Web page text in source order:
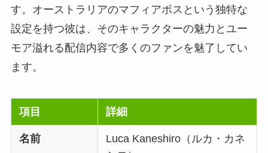
す。オーストラリアのマフィアボスという独特な
設定を持つ彼は、そのキャラクターの魅力とユー
モア溢れる配信内容で多くのファンを魅了してい
ます。
項目 詳細
名前
Luca Kaneshiro（ルカ・カネ